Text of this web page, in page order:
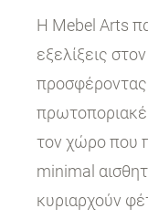
Η Mebel Arts
εξελίξεις
προσφέροντας
τον χώρο που
minimal
κυριαρχούν